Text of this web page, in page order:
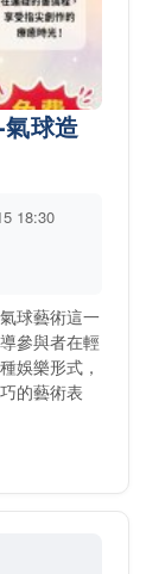
氣球造
18:30
球藝術這一
參與者在輕
娛樂形式，
的藝術表